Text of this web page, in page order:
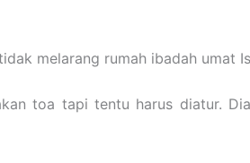
melarang rumah ibadah umat
toa tapi tentu harus diatur.